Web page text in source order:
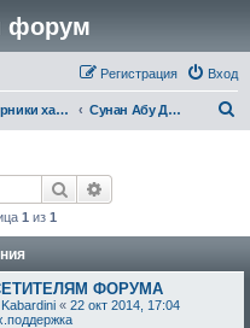
форум
Вход
Регистрация
Сборники хадисов Сунан Абу Дауд
Поиск
1 из 1
ФОРУМА
« 22 окт 2014, 17:04